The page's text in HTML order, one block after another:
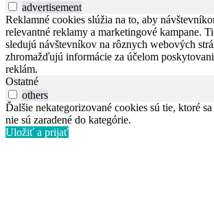
advertisement
Reklamné cookies slúžia na to, aby
relevantné reklamy a marketingové kampane.
sledujú návštevníkov na rôznych webových
zhromažďujú informácie za účelom
reklám.
Ostatné
others
Ďalšie nekategorizované cookies sú tie, ktoré
nie sú zaradené do kategórie.
Uložiť a prijať